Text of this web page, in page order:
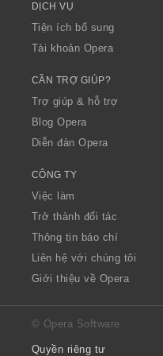
DỊCH VỤ
Tiện ích bổ sung
Tài khoản Opera
CẦN TRỢ GIÚP?
Trợ giúp & hỗ trợ
Blog Opera
Diễn đàn Opera
CÔNG TY
Việc làm
Trở thành đối tác
Thông tin báo chí
Liên hệ với chúng tôi
Giới thiệu về Opera
© Opera Software
Quyền riêng tư